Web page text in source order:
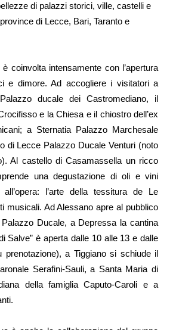
di palazzi storici, ville, castelli e
di Lecce, Bari, Taranto e
coinvolta intensamente con l’apertura
e dimore. Ad accogliere i visitatori a
ducale dei Castromediano, il
e la Chiesa e il chiostro dell’ex
a Sternatia Palazzo Marchesale
di Lecce Palazzo Ducale Venturi (noto
Al castello di Casamassella un ricco
una degustazione di oli e vini
all’opera: l’arte della tessitura de Le
musicali. Ad Alessano apre al pubblico
Ducale, a Depressa la cantina
Salve” è aperta dalle 10 alle 13 e dalle
prenotazione), a Tiggiano si schiude il
Serafini-Sauli, a Santa Maria di
della famiglia Caputo-Caroli e a